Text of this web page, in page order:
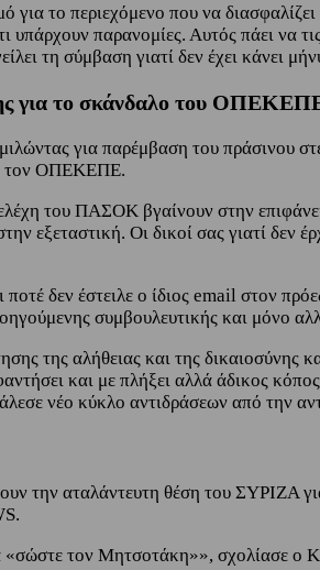
για το περιεχόμενο που να
υπάρχουν παρανομίες. Αυτός πάει να
τη σύμβαση γιατί δεν έχει κάνει
για το σκάνδαλο του
για παρέμβαση του πράσινου
τον ΟΠΕΚΕΠΕ.
του ΠΑΣΟΚ βγαίνουν στην
εξεταστική. Οι δικοί σας γιατί
δεν έστειλε ο ίδιος email στον
συμβουλευτικής και μόνο
της αλήθειας και της δικαιοσύνης
και με πλήξει αλλά άδικος
νέο κύκλο αντιδράσεων από την
την αταλάντευτη θέση του ΣΥΡΙΖΑ
τον Μητσοτάκη»», σχολίασε ο